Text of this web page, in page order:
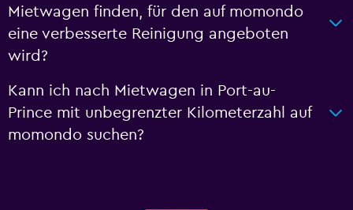
Mietwagen finden, für den auf momondo
eine verbesserte Reinigung angeboten
wird?
Kann ich nach Mietwagen in Port-au-
Prince mit unbegrenzter Kilometerzahl auf
momondo suchen?